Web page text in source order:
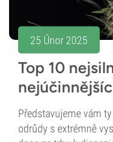
25 Únor 2025
Top 10
Představujeme vám
odrůdy s extrémně